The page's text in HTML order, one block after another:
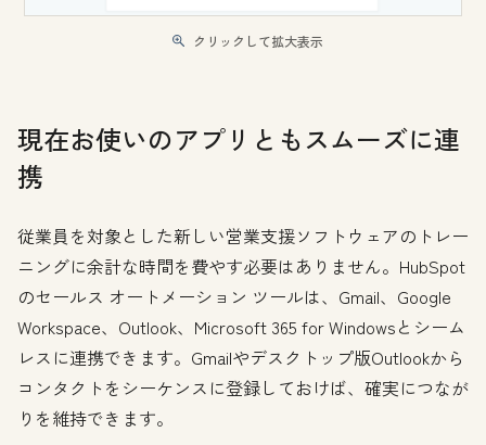
クリックして拡大表示
現在お使いのアプリともスムーズに連
携
従業員を対象とした新しい営業支援ソフトウェアのトレー
ニングに余計な時間を費やす必要はありません。HubSpot
のセールス オートメーション ツールは、Gmail、Google
Workspace、Outlook、Microsoft 365 for Windowsとシーム
レスに連携できます。Gmailやデスクトップ版Outlookから
コンタクトをシーケンスに登録しておけば、確実につなが
りを維持できます。